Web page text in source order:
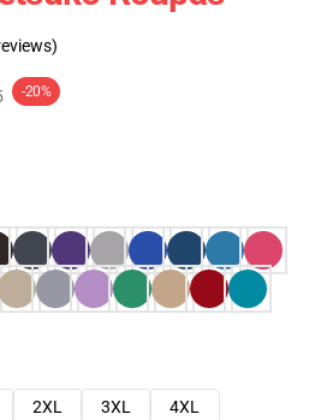
-20%
2XL 3XL
4XL